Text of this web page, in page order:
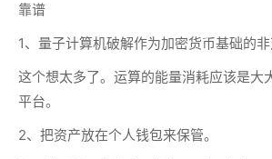
靠谱
1、量子计算机破解作为加密货币基础的非
这个想太多了。运算的能量消耗应该是大
平台。
2、把资产放在个人钱包来保管。